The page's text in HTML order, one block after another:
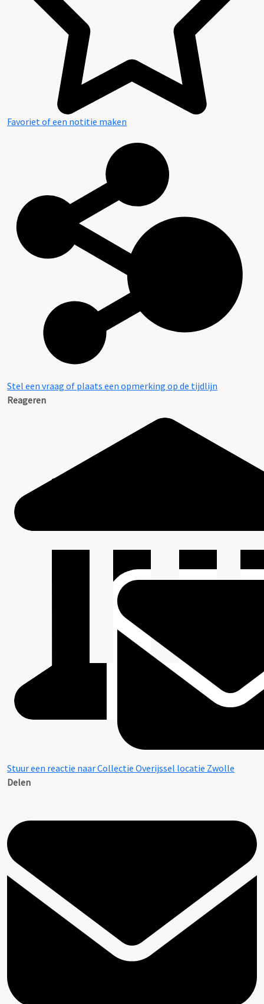
Favoriet of een notitie maken
Stel een vraag of plaats een opmerking op de tijdlijn
Reageren
Stuur een reactie naar Collectie Overijssel locatie Zwolle
Delen